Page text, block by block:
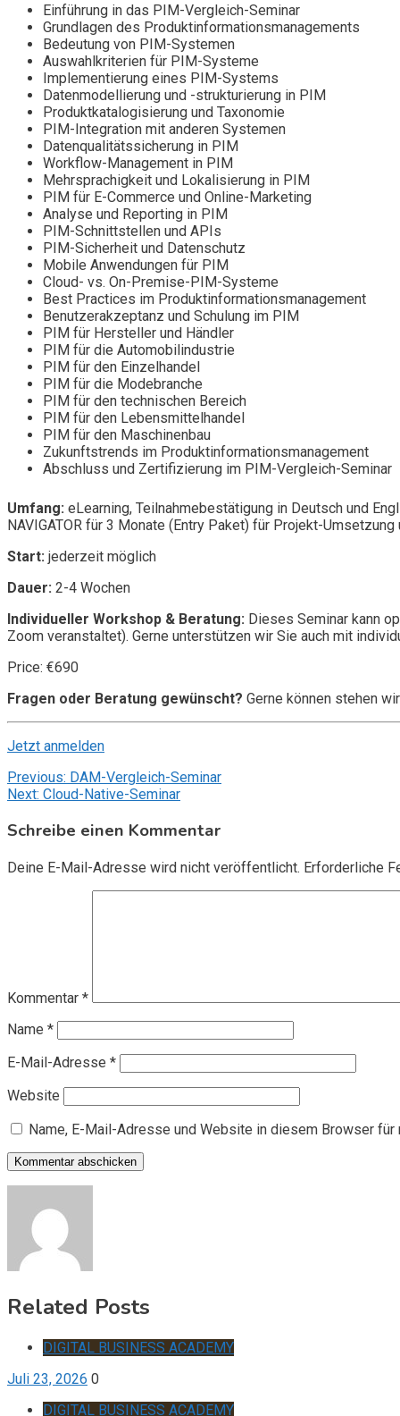
Einführung in das PIM-Vergleich-Seminar
Grundlagen des Produktinformationsmanagements
Bedeutung von PIM-Systemen
Auswahlkriterien für PIM-Systeme
Implementierung eines PIM-Systems
Datenmodellierung und -strukturierung in PIM
Produktkatalogisierung und Taxonomie
PIM-Integration mit anderen Systemen
Datenqualitätssicherung in PIM
Workflow-Management in PIM
Mehrsprachigkeit und Lokalisierung in PIM
PIM für E-Commerce und Online-Marketing
Analyse und Reporting in PIM
PIM-Schnittstellen und APIs
PIM-Sicherheit und Datenschutz
Mobile Anwendungen für PIM
Cloud- vs. On-Premise-PIM-Systeme
Best Practices im Produktinformationsmanagement
Benutzerakzeptanz und Schulung im PIM
PIM für Hersteller und Händler
PIM für die Automobilindustrie
PIM für den Einzelhandel
PIM für die Modebranche
PIM für den technischen Bereich
PIM für den Lebensmittelhandel
PIM für den Maschinenbau
Zukunftstrends im Produktinformationsmanagement
Abschluss und Zertifizierung im PIM-Vergleich-Seminar
Umfang: eLearning, Teilnahmebestätigung in Deutsch und
NAVIGATOR für 3 Monate (Entry Paket) für Projekt-
Start: jederzeit möglich
Dauer: 2-4 Wochen
Individueller Workshop & Beratung: Dieses Seminar kann
Zoom veranstaltet). Gerne unterstützen wir Sie auch mit
Price: €690
Fragen oder Beratung gewünscht? Gerne können stehen
Jetzt anmelden
Beitragsnavigation
Previous: DAM-Vergleich-Seminar
Next: Cloud-Native-Seminar
Schreibe einen Kommentar
Deine E-Mail-Adresse wird nicht veröffentlicht. Erforderliche
Kommentar *
Name *
E-Mail-Adresse *
Website
Name, E-Mail-Adresse und Website in diesem Browser
Related Posts
DIGITAL BUSINESS ACADEMY
Juli 23, 2026 0
DIGITAL BUSINESS ACADEMY